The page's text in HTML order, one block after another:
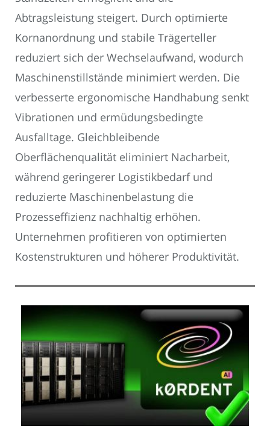
Abtragsleistung steigert. Durch optimierte
Kornanordnung und stabile Trägerteller
reduziert sich der Wechselaufwand, wodurch
Maschinenstillstände minimiert werden. Die
verbesserte ergonomische Handhabung senkt
Vibrationen und ermüdungsbedingte
Ausfalltage. Gleichbleibende
Oberflächenqualität eliminiert Nacharbeit,
während geringerer Logistikbedarf und
reduzierte Maschinenbelastung die
Prozesseffizienz nachhaltig erhöhen.
Unternehmen profitieren von optimierten
Kostenstrukturen und höherer Produktivität.